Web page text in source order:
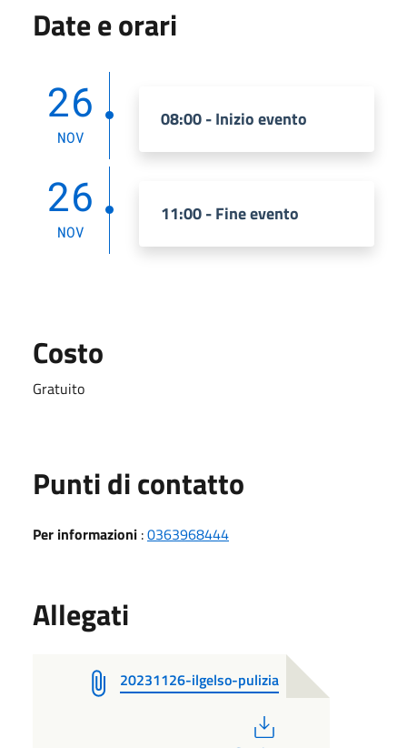
Date e orari
26
NOV
08:00 - Inizio evento
26
NOV
11:00 - Fine evento
Costo
Gratuito
Punti di contatto
Per informazioni :0363968444
Allegati
20231126-ilgelso-pulizia